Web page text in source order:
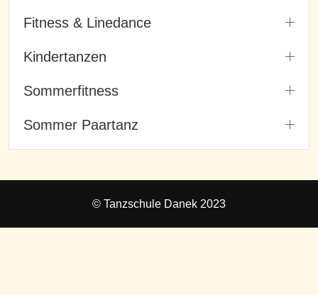
Fitness & Linedance
Kindertanzen
Sommerfitness
Sommer Paartanz
© Tanzschule Danek 2023